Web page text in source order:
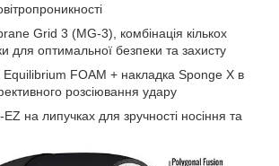
Grid 3 (MG-3), комбінація кількох
для оптимальної безпеки та захисту
FOAM + накладка Sponge X в
розсіювання удару
на липучках для зручності носіння та